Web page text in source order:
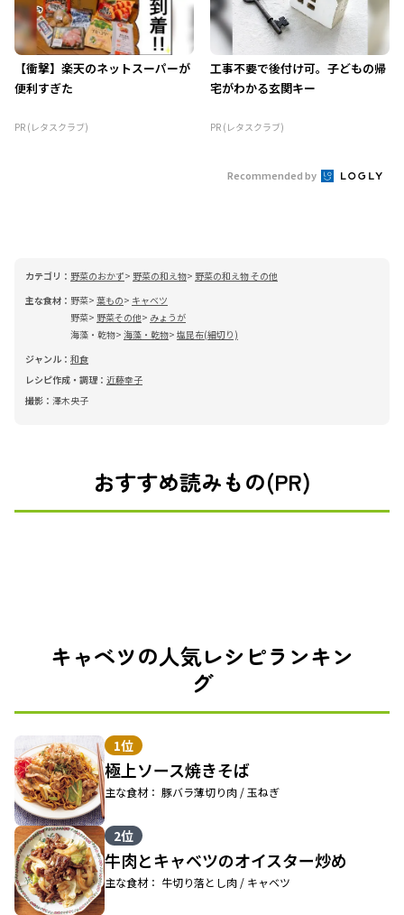
【衝撃】楽天のネットスーパーが
便利すぎた
PR (レタスクラブ)
工事不要で後付け可。子どもの帰
宅がわかる玄関キー
PR (レタスクラブ)
Recommended by
カテゴリ： 野菜のおかず 野菜の和え物
野菜の和え物 その他
主な食材： 野菜 葉もの
キャベツ
野菜
野菜その他
みょうが
海藻・乾物 海藻・乾物 塩昆布(細切り)
ジャンル： 和食
レシピ作成・調理： 近藤幸子
撮影： 澤木央子
おすすめ読みもの(PR)
キャベツの人気レシピランキン
グ
1位
極上ソース焼きそば
主な食材： 豚バラ薄切り肉 / 玉ねぎ
2位
牛肉とキャベツのオイスター炒め
主な食材： 牛切り落とし肉 / キャベツ